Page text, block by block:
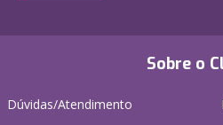
Sobre o
Dúvidas/Atendimento